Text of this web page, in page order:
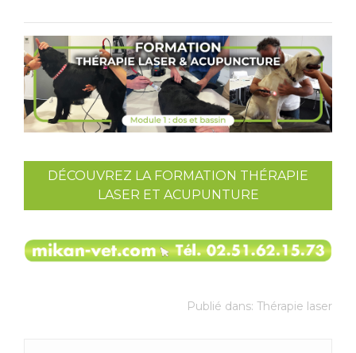
DÉCOUVREZ LA FORMATION THÉRAPIE
LASER ET ACUPUNTURE
Publié dans: Thérapie laser